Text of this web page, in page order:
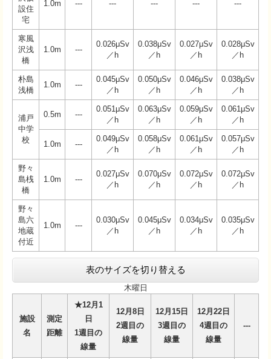
設住
宅
1.0m --- --- --- --- ---
寒風
沢浅
橋
1.0m ---
0.026μSv
／h
0.038μSv
／h
0.027μSv
／h
0.028μSv
／h
朴島
浅橋
1.0m ---
0.045μSv
／h
0.050μSv
／h
0.046μSv
／h
0.038μSv
／h
浦戸
中学
校
0.5m ---
0.051μSv
／h
0.063μSv
／h
0.059μSv
／h
0.061μSv
／h
1.0m ---
0.049μSv
／h
0.058μSv
／h
0.061μSv
／h
0.057μSv
／h
野々
島桟
橋
1.0m ---
0.027μSv
／h
0.070μSv
／h
0.072μSv
／h
0.072μSv
／h
野々
島六
地蔵
付近
1.0m ---
0.030μSv
／h
0.045μSv
／h
0.034μSv
／h
0.035μSv
／h
表のサイズを切り替える
木曜日
施設
名
測定
距離
★12月1
日
1週目の
線量
12月8日
2週目の
線量
12月15日
3週目の
線量
12月22日
4週目の
線量
---